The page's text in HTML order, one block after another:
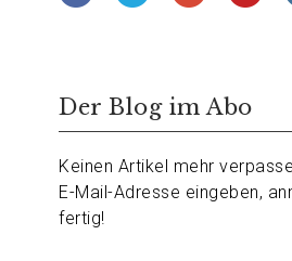
Der Blog im Abo
Keinen Artikel mehr
E-Mail-Adresse eingeben,
fertig!